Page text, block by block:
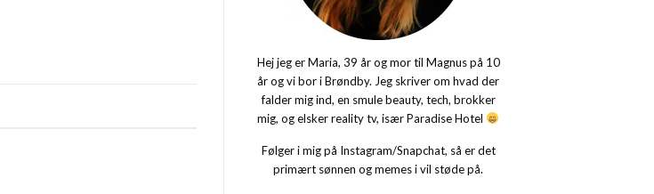
Hej jeg er Maria, 39 år og mor til Magnus på 10
år og vi bor i Brøndby. Jeg skriver om hvad der
falder mig ind, en smule beauty, tech, brokker
mig, og elsker reality tv, især Paradise Hotel
Følger i mig på Instagram/Snapchat, så er det
primært sønnen og memes i vil støde på.